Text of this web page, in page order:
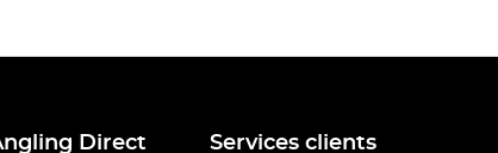
Direct Services clients